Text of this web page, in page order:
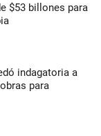
$53 billones para
indagatoria a
para